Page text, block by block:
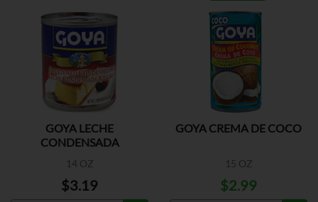
GOYA LECHE
CONDENSADA
14 OZ
$3.19
GOYA CREMA DE COCO
15 OZ
$2.99